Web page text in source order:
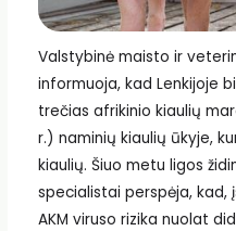
Valstybinė maisto ir
informuoja, kad Lenkijoje
trečias afrikinio kiaulių
r.) naminių kiaulių ūkyje,
kiaulių. Šiuo metu ligos
specialistai perspėja, kad,
AKM viruso rizika nuolat